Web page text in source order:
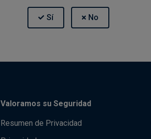
Valoramos su Seguridad
Resumen de Privacidad